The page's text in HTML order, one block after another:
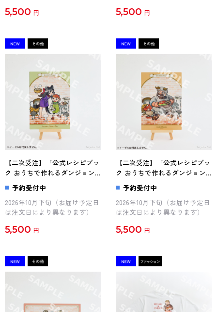
5,500 円 5,500 円
【二次受注】「公式レシピブッ
ク おうちで作れるダンジョン
飯」九井諒子描き下ろし カラ
ーイラストプレート（チルチャ
ックとイヅツミ）
予約受付中
2026年10月下旬（お届け予定日
は注文日により異なります）
5,500 円
【二次受注】「公式レシピブッ
ク おうちで作れるダンジョン
飯」九井諒子描き下ろし カラ
ーイラストプレート（センシ）
予約受付中
2026年10月下旬（お届け予定日
は注文日により異なります）
5,500 円